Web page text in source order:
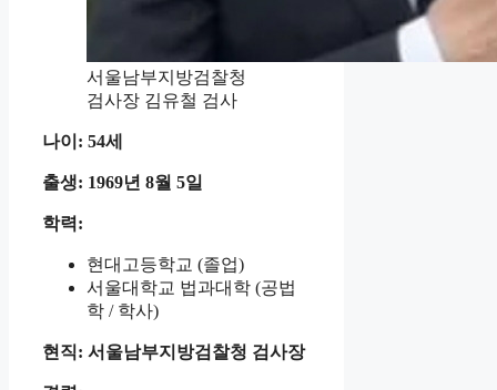
서울남부지방검찰청
검사장 김유철 검사
나이: 54세
출생: 1969년 8월 5일
학력:
현대고등학교 (졸업)
서울대학교 법과대학 (공법
학 / 학사)
현직: 서울남부지방검찰청 검사장